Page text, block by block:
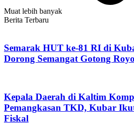
Muat lebih banyak
Berita Terbaru
Semarak HUT ke-81 RI di
Dorong Semangat Gotong
Kepala Daerah di Kaltim
Pemangkasan TKD, Kubar
Fiskal